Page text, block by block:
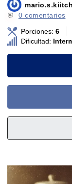
0 comentarios
Porciones: 6
Dificultad: